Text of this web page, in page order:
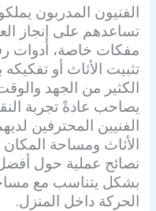
الفنيون المدربون
تساعدهم على إنجاز
مفكات خاصة، أدوات
تثبيت الأثاث أو
الكثير من الجهد
يصاحب عادةً تجربة
الفنيين المحترفين
الأثاث ومساحة المكان
نصائح عملية حول
بشكل يتناسب مع
الحركة داخل المنزل.